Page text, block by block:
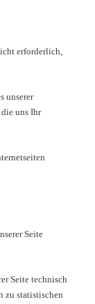
erforderlich,
unserer
uns Ihr
Seite
Seite technisch
zu statistischen